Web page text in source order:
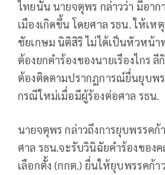
ไทยนั้น นายจตุพร กล่าวว่า มีอาก
เมืองเกิดขึ้น โดยศาล รธน. ให้เห
ชัยเกษม นิติสิริ ไม่ได้เป็นหัวหน้า
ต้องยกคำร้องของนายเรืองไกร
ต้องติดตามปรากฎการณ์ยื่นยุบพ
กรณีใหม่เมื่อมีผู้ร้องต่อศาล รธน.
นายจตุพร กล่าวถึงการยุบพรรคก้
ศาล รธน.จะรับวินิฉัยคำร้องของ
เลือกตั้ง (กกต.) ยื่นให้ยุบพรรคก้า